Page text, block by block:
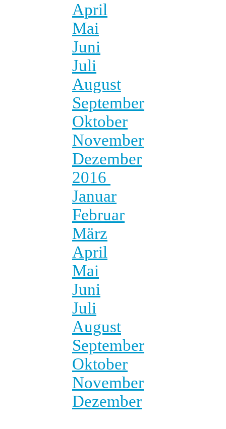
April
Mai
Juni
Juli
August
September
Oktober
November
Dezember
2016
Januar
Februar
März
April
Mai
Juni
Juli
August
September
Oktober
November
Dezember